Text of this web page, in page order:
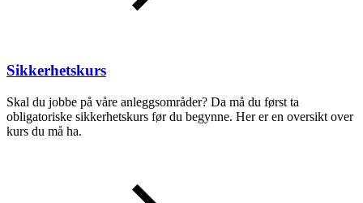
Sikkerhetskurs
Skal du jobbe på våre anleggsområder? Da må du først ta
obligatoriske sikkerhetskurs før du begynne. Her er en oversikt over
kurs du må ha.